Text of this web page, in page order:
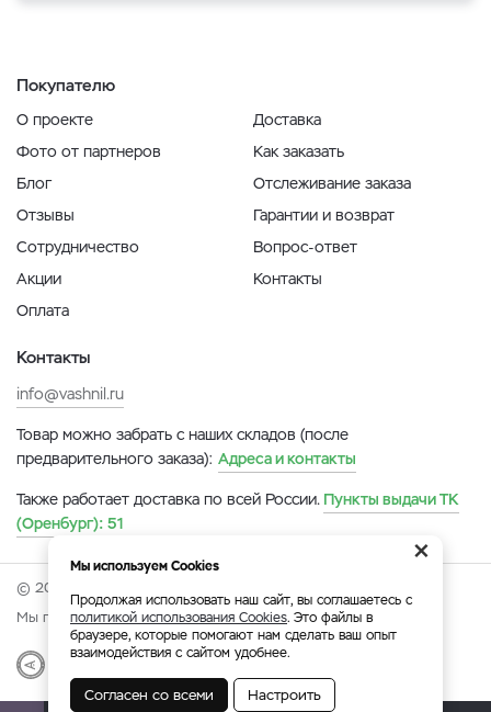
Покупателю
О проекте
Фото от партнеров
Блог
Отзывы
Сотрудничество
Акции
Оплата
Доставка
Как заказать
Отслеживание заказа
Гарантии и возврат
Вопрос-ответ
Контакты
Контакты
info@vashnil.ru
Товар можно забрать с наших складов (после
предварительного заказа): Адреса и контакты
Также работает доставка по всей России. Пункты выдачи ТК
(Оренбург): 51
© 2026 Онлайн-ярмарка ВАСХНиЛ.
Мы принимаем:
Разработка Веб-аналитика
×
Мы используем Cookies
Продолжая использовать наш сайт, вы соглашаетесь с
политикой использования Cookies. Это файлы в
браузере, которые помогают нам сделать ваш опыт
взаимодействия с сайтом удобнее.
Согласен со всеми Настроить